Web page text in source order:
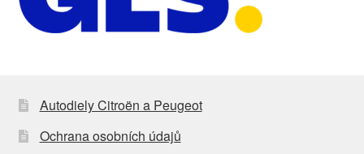
Autodiely Citroën a Peugeot
Ochrana osobních údajů